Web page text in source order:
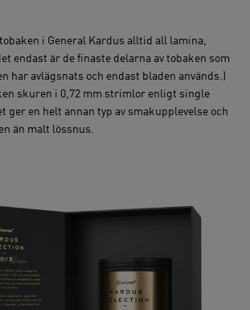
i General Kardus alltid all lamina,
endast är de finaste delarna av tobaken som
har avlägsnats och endast bladen används.)
skuren i 0,72 mm strimlor enligt single
ger en helt annan typ av smakupplevelse och
än malt lössnus.